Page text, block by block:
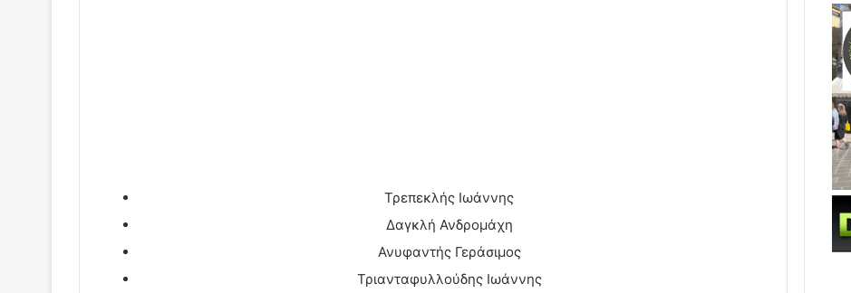
Τρεπεκλής Ιωάννης
Δαγκλή Ανδρομάχη
Ανυφαντής Γεράσιμος
Τριανταφυλλούδης Ιωάννης